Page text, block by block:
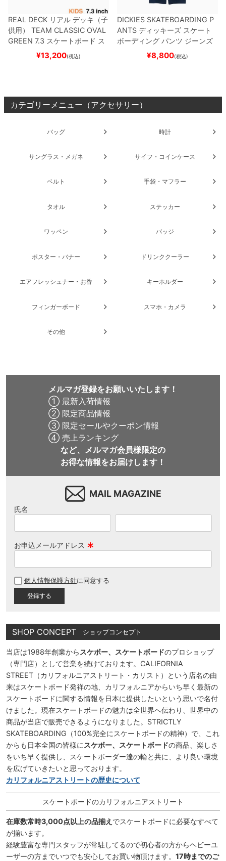
REAL DECK リアル デッキ（子
供用）
TEAM CLASSIC OVAL
GREEN 7.3 スケートボード ス
¥13,200(税込)
DICKIES SKATEBOARDING P
ANTS ディッキーズ スケート
ボーディング パンツ ジーンズ
SLIM FIT 30 LENGTH
スケートボード スケボ
¥8,800(税込)
カテゴリーメニュー（アクセサリー）
バッグ 時計
サングラス・メガネ サイフ・コインケース
ベルト 手袋・マフラー
タオル ステッカー
ワッペン バッジ
ポスター・バナー ドリンククーラー
エアフレッシュナー・お香 キーホルダー
フィンガーボード スマホ・カメラ
その他
メルマガ登録をお願いいたします！
① 最新入荷情報
② 限定商品情報
③ 限定セールやクーポン情報
④ 売上ランキング
など、メルマガ会員様限定の
お得な情報をお届けします！
MAIL MAGAZINE
氏名
お申込メールアドレス
須
個人情報保護方針に同意する
SHOP CONCEPT ショップコンセプト
当店は1988年創業から スケボー、スケートボードのプロショップ
（専門店）として営業を続けております。CALIFORNIA
STREET（カリフォルニアストリート・カリスト）という店名の由
来はスケートボード発祥の地、カリフォルニアからいち早く最新の
スケートボードに関する情報を日本に提供したいという思いで名付
けました。現在スケートボードの魅力は全世界へ伝わり、世界中の
商品が当店で販売できるようになりました。STRICTLY
SKATEBOARDING（100%完全にスケートボードの精神）で、これ
からも日本全国の皆様に スケボー、スケートボードの商品、楽しさ
をいち早く提供し、スケートボーダー達の輪と共に、より良い環境
を広げていきたいと思っております。
カリフォルニアストリートの歴史について
スケートボードのカリフォルニアストリート
在庫数常時3,000点以上の品揃え でスケートボードに必要なすべて
が揃います。
経験豊富な専門スタッフが常駐してるので初心者の方からヘビーユ
ーザーの方までいつでも安心してお買い物頂けます。 17時までのご